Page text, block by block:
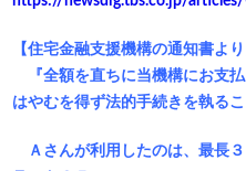
【住宅金融支援機構の通知書より
『全額を直ちに当機構にお支
はやむを得ず法的手続きを執る
Ａさんが利用したのは、最長